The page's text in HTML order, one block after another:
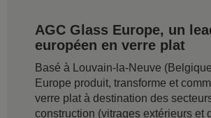
AGC Glass Europe, un
européen en verre plat
Basé à Louvain-la-Neuve
Europe produit, transforme et
verre plat à destination des
construction (vitrages extérieurs et